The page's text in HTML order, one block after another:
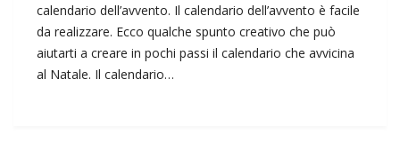
calendario dell’avvento. Il calendario dell’avvento è facile
da realizzare. Ecco qualche spunto creativo che può
aiutarti a creare in pochi passi il calendario che avvicina
al Natale. Il calendario…